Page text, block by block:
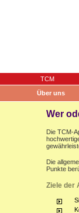
TCM
Über uns
Wer
Die TCM-
Die
Punkte
Ziele der